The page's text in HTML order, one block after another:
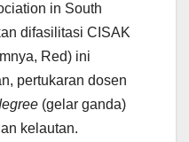
in South
difasilitasi CISAK
Red) ini
pertukaran dosen
(gelar ganda)
kelautan.